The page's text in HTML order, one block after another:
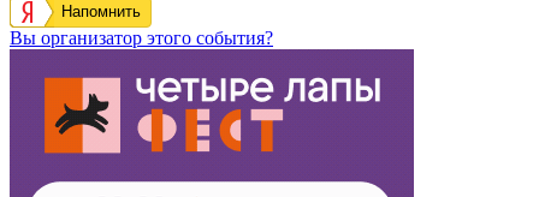
Напомнить
Вы организатор этого события?